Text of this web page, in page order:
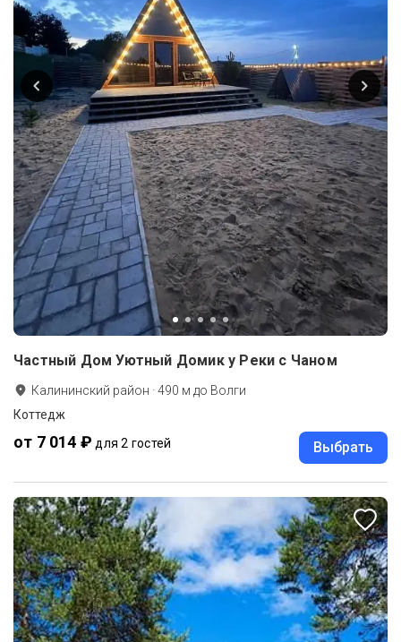
Частный Дом Уютный Домик у Реки c Чаном
Калининский район ·490 м до Волги
Коттедж
от 7 014 ₽ для 2 гостей Выбрать